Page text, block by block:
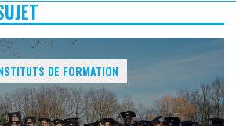
DE FORMATION